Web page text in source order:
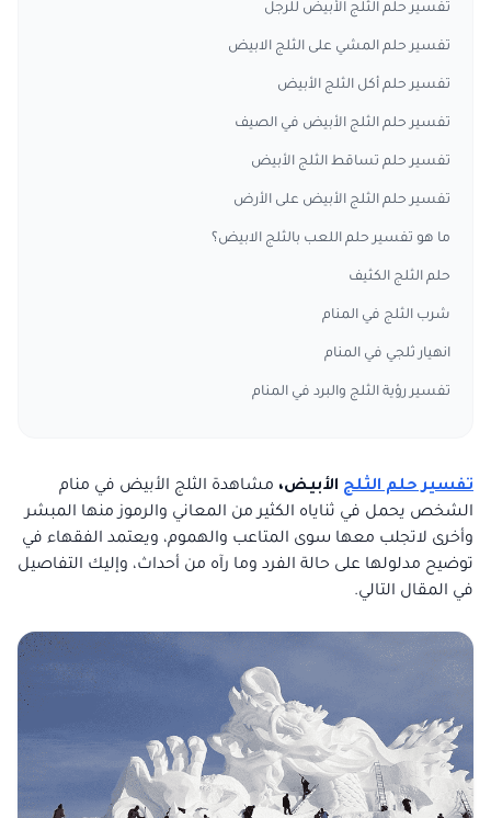
تفسير حلم الثلج الأبيض للرجل
تفسير حلم المشي على الثلج الابيض
تفسير حلم أكل الثلج الأبيض
تفسير حلم الثلج الأبيض في الصيف
تفسير حلم تساقط الثلج الأبيض
تفسير حلم الثلج الأبيض على الأرض
ما هو تفسير حلم اللعب بالثلج الابيض؟
حلم الثلج الكثيف
شرب الثلج في المنام
انهيار ثلجي في المنام
تفسير رؤية الثلج والبرد في المنام
تفسير حلم الثلج الأبيض، مشاهدة الثلج الأبيض في منام
الشخص يحمل في ثناياه الكثير من المعاني والرموز منها المبشر
وأخرى لاتجلب معها سوى المتاعب والهموم، ويعتمد الفقهاء في
توضيح مدلولها على حالة الفرد وما رآه من أحداث، وإليك التفاصيل
في المقال التالي.